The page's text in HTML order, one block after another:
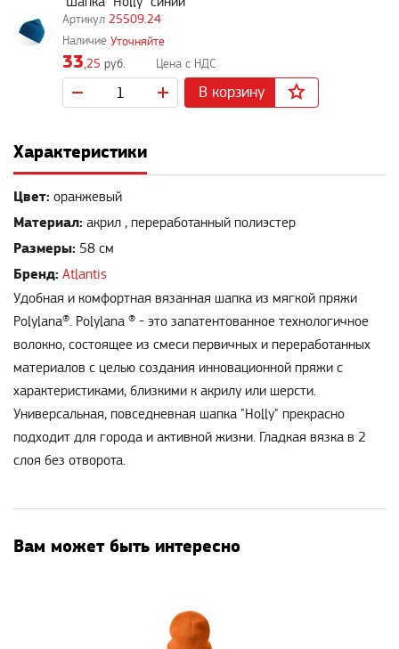
25509.24
Уточняйте
33,25 руб.
В корзину
Характеристики
Цвет: оранжевый
Материал: акрил , переработанный полиэстер
Размеры: 58 см
Бренд: Atlantis
Удобная и комфортная вязанная шапка из мягкой пряжи
Polylana®. Polylana ® - это запатентованное технологичное
волокно, состоящее из смеси первичных и переработанных
материалов с целью создания инновационной пряжи с
характеристиками, близкими к акрилу или шерсти.
Универсальная, повседневная шапка "Holly" прекрасно
подходит для города и активной жизни. Гладкая вязка в 2
слоя без отворота.
Вам может быть интересно